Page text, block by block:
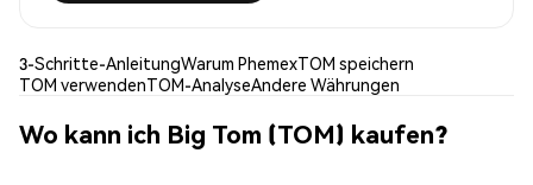
3-Schritte-AnleitungWarum PhemexTOM speichern
TOM verwendenTOM-AnalyseAndere Währungen
Wo kann ich Big Tom (TOM) kaufen?